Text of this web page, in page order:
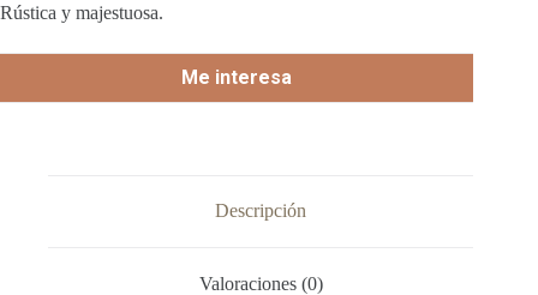
Rústica y majestuosa.
Me interesa
Descripción
Valoraciones (0)